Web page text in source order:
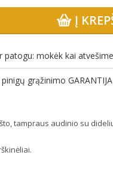
Į
patogu: mokėk kai atvešime
grąžinimo GARANTIJA
tampraus audinio su